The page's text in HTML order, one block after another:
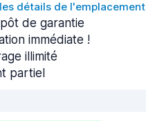
détails de l'emplacement
de garantie
immédiate !
illimité
partiel